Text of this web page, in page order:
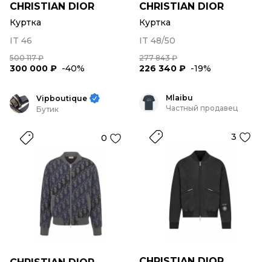
CHRISTIAN DIOR
Куртка
IT 46
500 117 ₽
300 000 ₽ -40%
CHRISTIAN DIOR
Куртка
IT 48/50
277 843 ₽
226 340 ₽ -19%
Vipboutique
Бутик
0
Mlaibu
Частный продавец
3